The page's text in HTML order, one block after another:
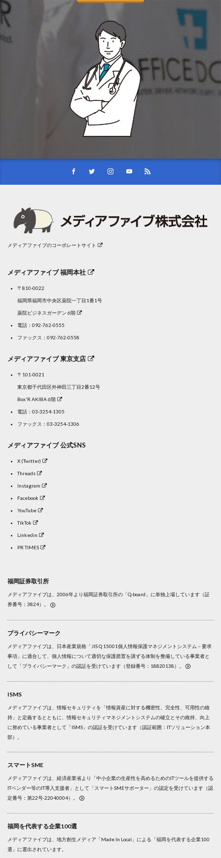
メディアファイブのコーポレートサイト
メディアファイブ 福岡本社
〒810-0022
福岡県福岡市中央区薬院一丁目1番1号
薬院ビジネスガーデン 6階
電話： 092-762-0555
ファックス：092-762-0558
メディアファイブ 東京支店
〒101-0021
東京都千代田区外神田三丁目2番12号
Box'R AKIBA 6階
電話： 03-3254-1305
ファックス：03-3254-1306
メディアファイブ 公式SNS
X (Twitter)
Threads
Instagram
Facebook
YouTube
TikTok
Linkedin
PR TIMES
福岡証券取引所
メディアファイブは、2006年より福岡証券取引所の「Q-board」に単独上場しています（証
券番号：3824）。
プライバシーマーク
メディアファイブは、日本産業規格「JIS Q 15001個人情報保護マネジメントシステム－要求
事項」に適合して、個人情報について適切な保護措置を講ずる体制を整備している事業者と
して「プライバシーマーク」の認証を受けています（登録番号：18820138）。
ISMS
メディアファイブは、情報セキュリティを「情報資産に対する機密性、完全性、可用性の維
持」と定義するとともに、情報セキュリティマネジメントシステムの確立とその維持、向上
に努めている事業者として「ISMS」の認証を受けています（認証範囲：ITソリューション本
部）。
スマートSME
メディアファイブは、経済産業省より「中小企業の生産性を高めるためのITツールを提供する
ITベンダー等のIT導入支援者」として「スマートSMEサポーター」の認定を受けています（認
定番号：第22号-22040004）。
福岡を代表する企業100選
メディアファイブは、地方創生メディア「Made In Local」による「福岡を代表する企業100
選」に選出されています。